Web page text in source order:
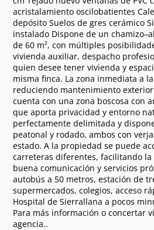
acristalamiento oscilobatientes
depósito Suelos de gres cerámico
instalado Dispone de un
de 60 m², con múltiples
vivienda auxiliar, despacho
quien desee tener vivienda y
misma finca. La zona inmediata a
reduciendo mantenimiento
cuenta con una zona boscosa con
que aporta privacidad y entorno
perfectamente delimitada y
peatonal y rodado, ambos con
estado. A la propiedad se puede
carreteras diferentes, facilitando la
buena comunicación y servicios
autobús a 50 metros, estación de
supermercados, colegios, acceso
Hospital de Sierrallana a pocos
Para más información o concertar
agencia..